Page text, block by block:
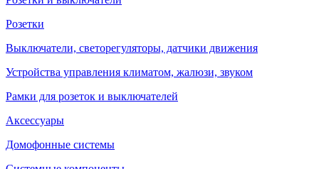
Розетки
Выключатели, светорегуляторы, датчики движения
Устройства управления климатом, жалюзи, звуком
Рамки для розеток и выключателей
Аксессуары
Домофонные системы